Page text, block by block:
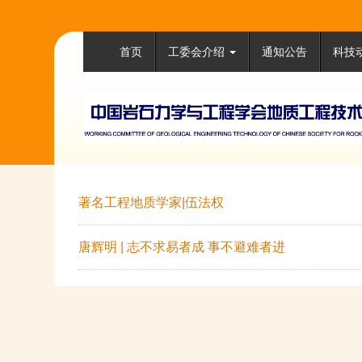
首页 工委会介绍 通知公告 科技
著名工程地质学家|伍法权
唐辉明 | 志不求易者成 事不避难者进